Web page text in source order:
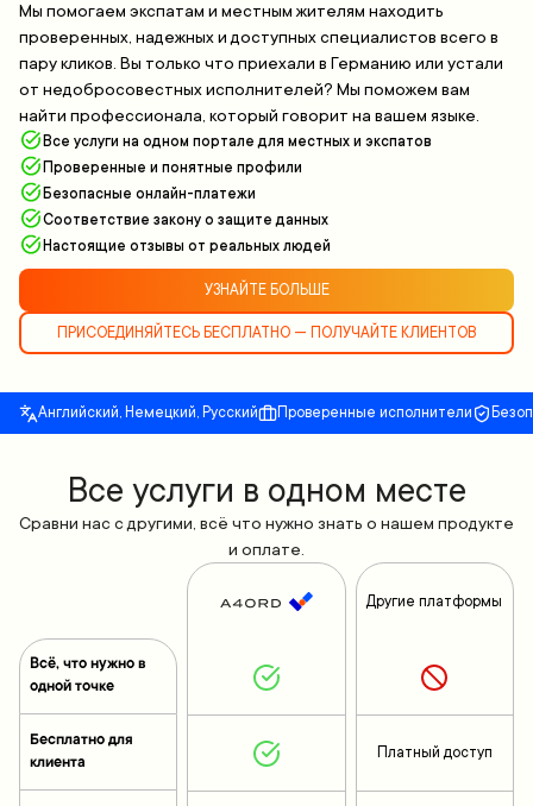
Мы помогаем экспатам и местным жителям находить
проверенных, надежных и доступных специалистов всего в
пару кликов. Вы только что приехали в Германию или устали
от недобросовестных исполнителей? Мы поможем вам
найти профессионала, который говорит на вашем языке.
Все услуги на одном портале для местных и экспатов
Проверенные и понятные профили
Безопасные онлайн-платежи
Соответствие закону о защите данных
Настоящие отзывы от реальных людей
УЗНАЙТЕ БОЛЬШЕ
ПРИСОЕДИНЯЙТЕСЬ БЕСПЛАТНО — ПОЛУЧАЙТЕ КЛИЕНТОВ
Английский, Немецкий, Русский Проверенные исполнители
Все yслуги в одном месте
Сравни нас с другими, всё что нужно знать о нашем продукте
и оплате.
Всё, что нужно в
одной точке
Бесплатно для
клиента
Другие платформы
Платный доступ